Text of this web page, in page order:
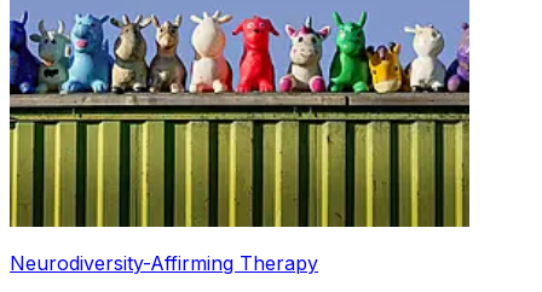
Neurodiversity-Affirming Therapy